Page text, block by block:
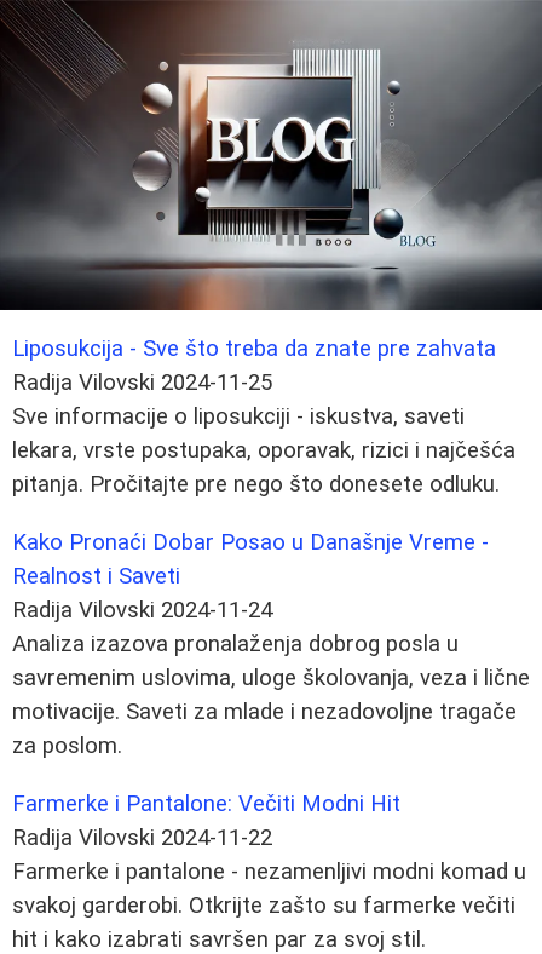
Liposukcija - Sve što treba da znate pre zahvata
Radija Vilovski 2024-11-25
Sve informacije o liposukciji - iskustva, saveti
lekara, vrste postupaka, oporavak, rizici i najčešća
pitanja. Pročitajte pre nego što donesete odluku.
Kako Pronaći Dobar Posao u Današnje Vreme -
Realnost i Saveti
Radija Vilovski 2024-11-24
Analiza izazova pronalaženja dobrog posla u
savremenim uslovima, uloge školovanja, veza i lične
motivacije. Saveti za mlade i nezadovoljne tragače
za poslom.
Farmerke i Pantalone: Večiti Modni Hit
Radija Vilovski 2024-11-22
Farmerke i pantalone - nezamenljivi modni komad u
svakoj garderobi. Otkrijte zašto su farmerke večiti
hit i kako izabrati savršen par za svoj stil.